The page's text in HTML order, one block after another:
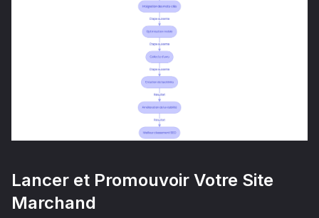
Lancer et Promouvoir Votre Site
Marchand